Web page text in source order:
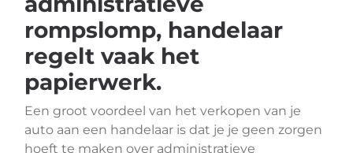
rompslomp, handelaar
regelt vaak het
papierwerk.
Een groot voordeel van het verkopen van je
auto aan een handelaar is dat je je geen zorgen
hoeft te maken over administratieve